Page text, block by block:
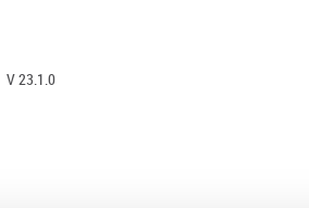
V 23.1.0